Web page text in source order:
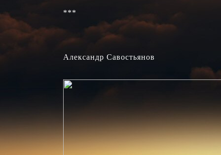
***
Александр Савостьянов